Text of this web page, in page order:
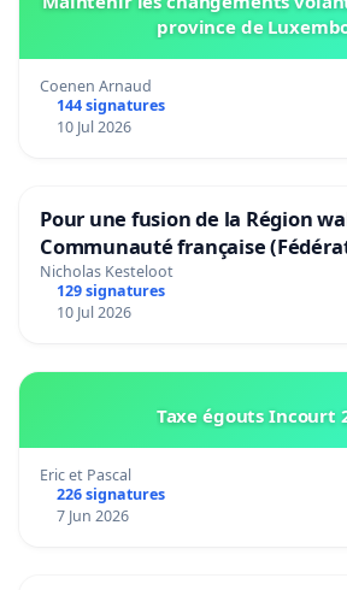
province de
Coenen Arnaud
144 signatures
10 Jul 2026
Pour une fusion de la Région
Communauté française
Bruxelles)
Nicholas Kesteloot
129 signatures
10 Jul 2026
Taxe égouts Incourt
Eric et Pascal
226 signatures
7 Jun 2026